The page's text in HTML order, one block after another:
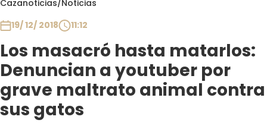
Cazanoticias/Noticias
19/ 12/ 2018
11:12
Los masacró hasta matarlos:
Denuncian a youtuber por
grave maltrato animal contra
sus gatos
Club De La Comedia
Contigo en Directo
El Tiempo
Sabingo
Todos Los Programas